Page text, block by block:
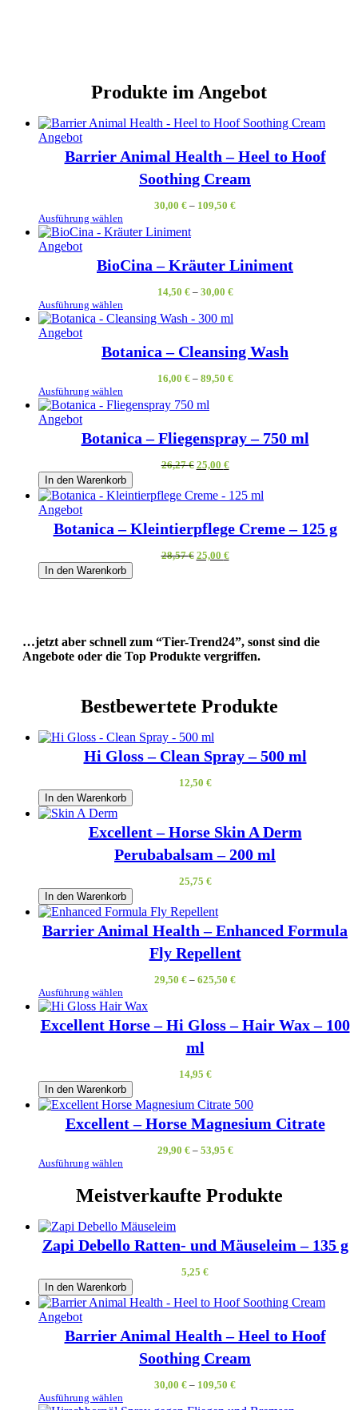
Produkte im Angebot
AngebotProdukt
Angebot
Barrier Animal Health – Heel to Hoof
Soothing Cream
30,00 € – 109,50 €
Ausführung wählen
AngebotProdukt
Angebot
BioCina – Kräuter Liniment
14,50 €– 30,00 €
Ausführung wählen
AngebotProdukt
Angebot
Botanica – Cleansing Wash
16,00 €– 89,50 €
Ausführung wählen
AngebotProdukt
im
Angebot
Botanica – Fliegenspray – 750 ml
26,27€ Ursprünglicher
26,27 €
25,00 €Aktueller
ist:
25,00 €.
In den Warenkorb
AngebotProdukt
Angebot
Botanica – Kleintierpflege Creme – 125 g
28,57€ Ursprünglicher
25,00 €Aktueller
In den Warenkorb
…jetzt aber schnell zum “Tier-Trend24”, sonst sind die
Angebote oder die Top Produkte vergriffen.
Bestbewertete Produkte
Hi Gloss – Clean Spray – 500 ml
12,50 €
In den Warenkorb
Excellent – Horse Skin A Derm
Perubabalsam – 200 ml
25,75 €
In den Warenkorb
Barrier Animal Health – Enhanced Formula
Fly Repellent
29,50 € – 625,50 €
Ausführung wählen
Excellent Horse – Hi Gloss – Hair Wax – 100
ml
14,95 €
In den Warenkorb
Excellent – Horse Magnesium Citrate
29,90 €– 53,95 €
Ausführung wählen
Meistverkaufte Produkte
Zapi Debello Ratten- und Mäuseleim – 135 g
5,25 €
In den Warenkorb
AngebotProdukt
im
Angebot
Barrier Animal Health – Heel to Hoof
Soothing Cream
30,00 € – 109,50 €
Ausführung wählen